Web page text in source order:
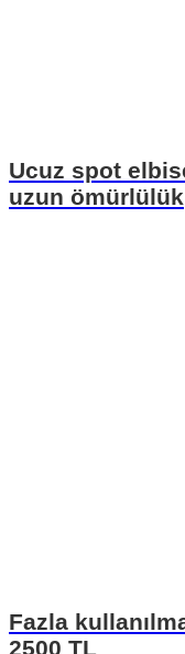
Ucuz spot
uzun ömürlülük
Fazla
2500 TL